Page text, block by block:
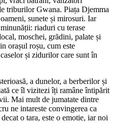
triburilor Gwana. Piața Djemma
sunete și mirosuri. Iar
riaduri cu terase
moschei, grădini, palate și
orașul roșu, cum este
și zidurilor care sunt în
a dunelor, a berberilor și
ce îl vizitezi îți ramâne întipărit
Mai mult de jumatate dintre
ne intareste convingerea ca
o tara, este o emotie, iar noi